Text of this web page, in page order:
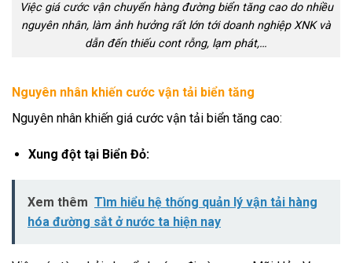
Việc giá cước vận chuyển hàng đường biển tăng cao do nhiều
nguyên nhân, làm ảnh hưởng rất lớn tới doanh nghiệp XNK và
dẫn đến thiếu cont rỗng, lạm phát,…
Nguyên nhân khiến cước vận tải biển tăng
Nguyên nhân khiến giá cước vận tải biển tăng cao:
Xung đột tại Biển Đỏ:
Xem thêm Tìm hiểu hệ thống quản lý vận tải hàng
hóa đường sắt ở nước ta hiện nay